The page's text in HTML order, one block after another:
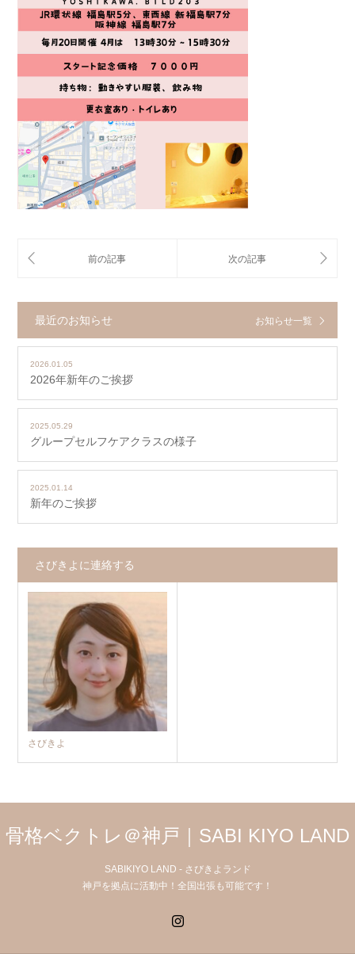
最近のお知らせ お知らせ一覧
2026.01.05
2026年新年のご挨拶
2025.05.29
グループセルフケアクラスの様子
2025.01.14
新年のご挨拶
さびきよに連絡する
さびきよ
骨格ベクトレ＠神戸｜SABI KIYO LAND
SABIKIYO LAND - さびきよランド
神戸を拠点に活動中！全国出張も可能です！